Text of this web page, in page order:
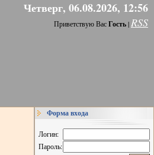
Четверг, 06.08.2026, 12:56
Приветствую ВасГость|RSS
Форма входа
Логин:
Пароль: